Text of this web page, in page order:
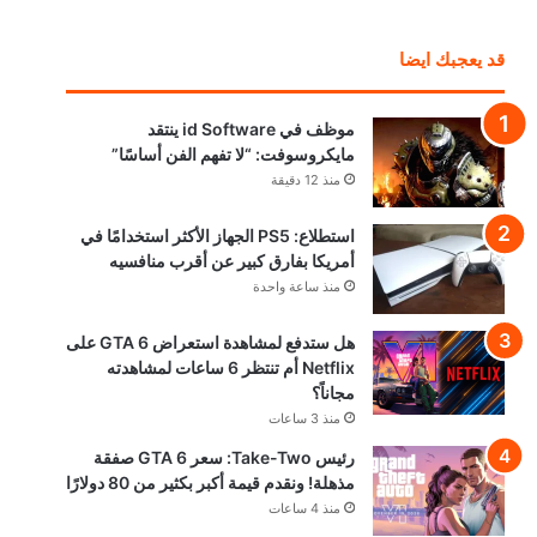
قد يعجبك ايضا
موظف في id Software ينتقد
مايكروسوفت: “لا تفهم الفن أساسًا”
منذ 12 دقيقة
استطلاع: PS5 الجهاز الأكثر استخدامًا في
أمريكا بفارق كبير عن أقرب منافسيه
منذ ساعة واحدة
هل ستدفع لمشاهدة استعراض GTA 6 على
Netflix أم تنتظر 6 ساعات لمشاهدته
مجاناً؟
منذ 3 ساعات
رئيس Take-Two: سعر GTA 6 صفقة
مذهلة! ونقدم قيمة أكبر بكثير من 80 دولارًا
منذ 4 ساعات